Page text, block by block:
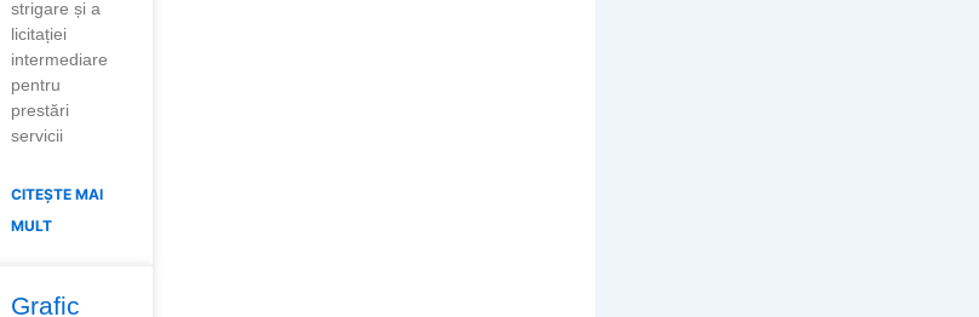
strigare și a
licitației
intermediare
pentru
prestări
servicii
CITEȘTE MAI
MULT
Grafic